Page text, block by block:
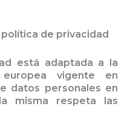
ítica de privacidad
está adaptada a la
vigente en
datos personales en
misma respeta las